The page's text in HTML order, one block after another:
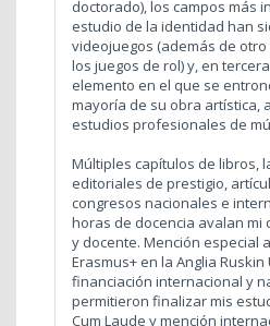
doctorado), los campos más
estudio de la identidad han
videojuegos (además de
los juegos de rol) y, en
elemento en el que se
mayoría de su obra artística,
estudios profesionales de
Múltiples capítulos de libros,
editoriales de prestigio,
congresos nacionales e
horas de docencia avalan mi
y docente. Mención especial
Erasmus+ en la Anglia
financiación internacional y
permitieron finalizar mis
Cum Laude y mención